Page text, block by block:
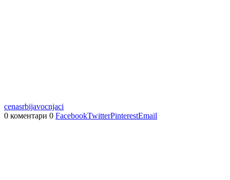
cenasrbijavocnjaci
0 коментари 0 FacebookTwitterPinterestEmail